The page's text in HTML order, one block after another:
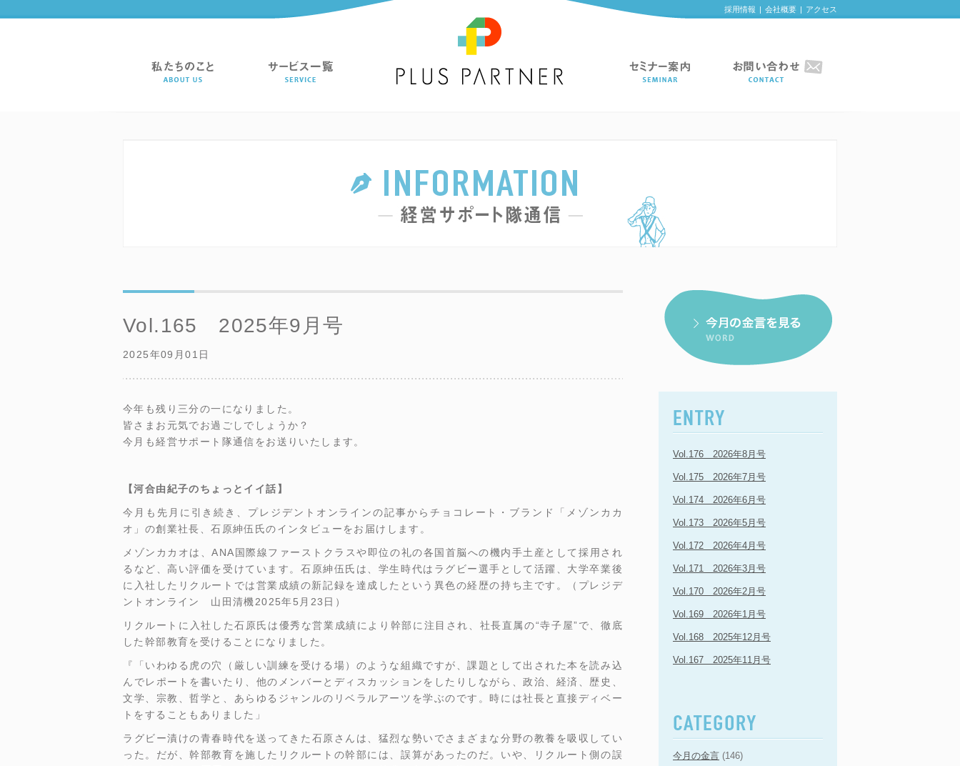
採用情報 | 会社概要 | アクセス
Vol.165 2025年9月号
2025年09月01日
今年も残り三分の一になりました。
皆さまお元気でお過ごしでしょうか？
今月も経営サポート隊通信をお送りいたします。
【河合由紀子のちょっとイイ話】
今月も先月に引き続き、プレジデントオンラインの記事からチョコレート・ブランド「メゾンカカ
オ」の創業社長、石原紳伍氏のインタビューをお届けします。
メゾンカカオは、ANA国際線ファーストクラスや即位の礼の各国首脳への機内手土産として採用され
るなど、高い評価を受けています。石原紳伍氏は、学生時代はラグビー選手として活躍、大学卒業後
に入社したリクルートでは営業成績の新記録を達成したという異色の経歴の持ち主です。（プレジデ
ントオンライン 山田清機2025年5月23日）
リクルートに入社した石原氏は優秀な営業成績により幹部に注目され、社長直属の“寺子屋”で、徹底
した幹部教育を受けることになりました。
『「いわゆる虎の穴（厳しい訓練を受ける場）のような組織ですが、課題として出された本を読み込
んでレポートを書いたり、他のメンバーとディスカッションをしたりしながら、政治、経済、歴史、
文学、宗教、哲学と、あらゆるジャンルのリベラルアーツを学ぶのです。時には社長と直接ディベー
トをすることもありました」
ラグビー漬けの青春時代を送ってきた石原さんは、猛烈な勢いでさまざまな分野の教養を吸収してい
った。だが、幹部教育を施したリクルートの幹部には、誤算があったのだ。いや、リクルート側の誤
Vol.176 2026年8月号
Vol.175 2026年7月号
Vol.174 2026年6月号
Vol.173 2026年5月号
Vol.172 2026年4月号
Vol.171 2026年3月号
Vol.170 2026年2月号
Vol.169 2026年1月号
Vol.168 2025年12月号
Vol.167 2025年11月号
今月の金言 (146)